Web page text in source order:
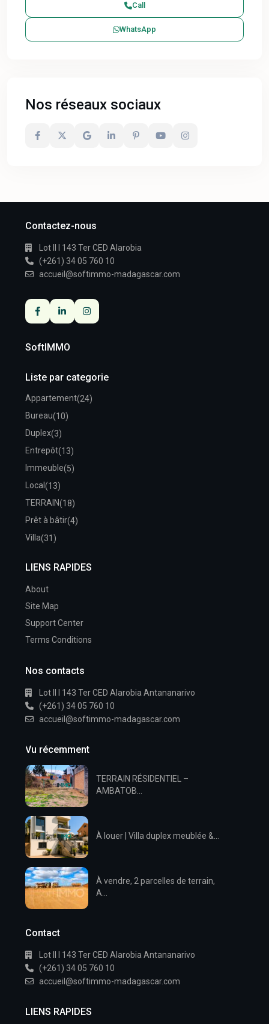
Call
WhatsApp
Nos réseaux sociaux
Contactez-nous
Lot II I 143 Ter CED Alarobia
(+261) 34 05 760 10
accueil@softimmo-madagascar.com
SoftIMMO
Liste par categorie
Appartement(24)
Bureau(10)
Duplex(3)
Entrepôt(13)
Immeuble(5)
Local (13)
TERRAIN(18)
Prêt à bâtir(4)
Villa(31)
LIENS RAPIDES
About
Site Map
Support Center
Terms Conditions
Nos contacts
Lot II I 143 Ter CED Alarobia Antananarivo
(+261) 34 05 760 10
accueil@softimmo-madagascar.com
Vu récemment
TERRAIN RÉSIDENTIEL –
AMBATOB...
À louer | Villa duplex meublée &...
À vendre, 2 parcelles de terrain,
A...
Contact
Lot II I 143 Ter CED Alarobia Antananarivo
(+261) 34 05 760 10
accueil@softimmo-madagascar.com
LIENS RAPIDES